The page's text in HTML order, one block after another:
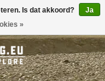
Is dat akkoord?
Ja
»